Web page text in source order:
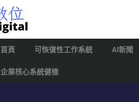
首頁 可恢復性工作系統 AI新聞
企業核心系統健檢